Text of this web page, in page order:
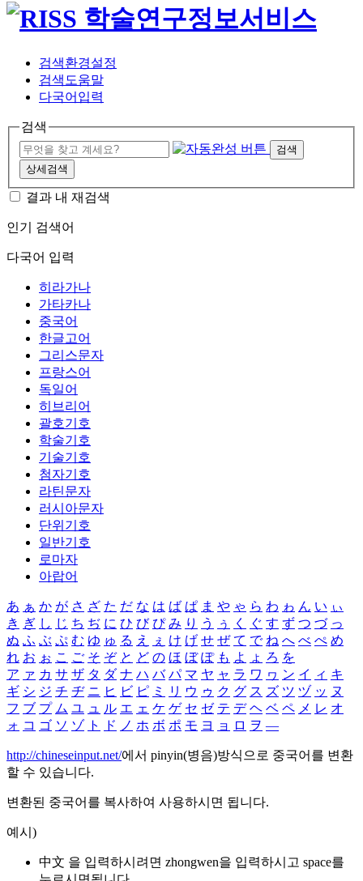
검색환경설정
검색도움말
다국어입력
검색
검색
상세검색
결과 내 재검색
인기 검색어
다국어 입력
히라가나
가타카나
중국어
한글고어
그리스문자
프랑스어
독일어
히브리어
괄호기호
학술기호
기술기호
첨자기호
라틴문자
러시아문자
단위기호
일반기호
로마자
아랍어
あ ぁ か が さ ざ た だ な は ば ぱ ま や ゃ ら わ ゎ ん い ぃ
き ぎ し じ ち ぢ に ひ び ぴ み り う ぅ く ぐ す ず つ づ っ
ぬ ふ ぶ ぷ む ゆ ゅ る え ぇ け げ せ ぜ て で ね へ べ ぺ め
れ お ぉ こ ご そ ぞ と ど の ほ ぼ ぽ も よ ょ ろ を
ア ァ カ サ ザ タ ダ ナ ハ バ パ マ ヤ ャ ラ ワ ヮ ン イ ィ キ
ギ シ ジ チ ヂ ニ ヒ ビ ピ ミ リ ウ ゥ ク グ ス ズ ツ ヅ ッ ヌ
フ ブ プ ム ユ ュ ル エ ェ ケ ゲ セ ゼ テ デ ヘ ベ ペ メ レ オ
ォ コ ゴ ソ ゾ ト ド ノ ホ ボ ポ モ ヨ ョ ロ ヲ ―
http://chineseinput.net/에서 pinyin(병음)방식으로 중국어를 변환
할 수 있습니다.
변환된 중국어를 복사하여 사용하시면 됩니다.
예시)
中文 을 입력하시려면 zhongwen을 입력하시고 space를